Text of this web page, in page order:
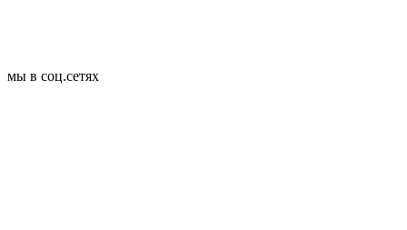
мы в соц.сетях